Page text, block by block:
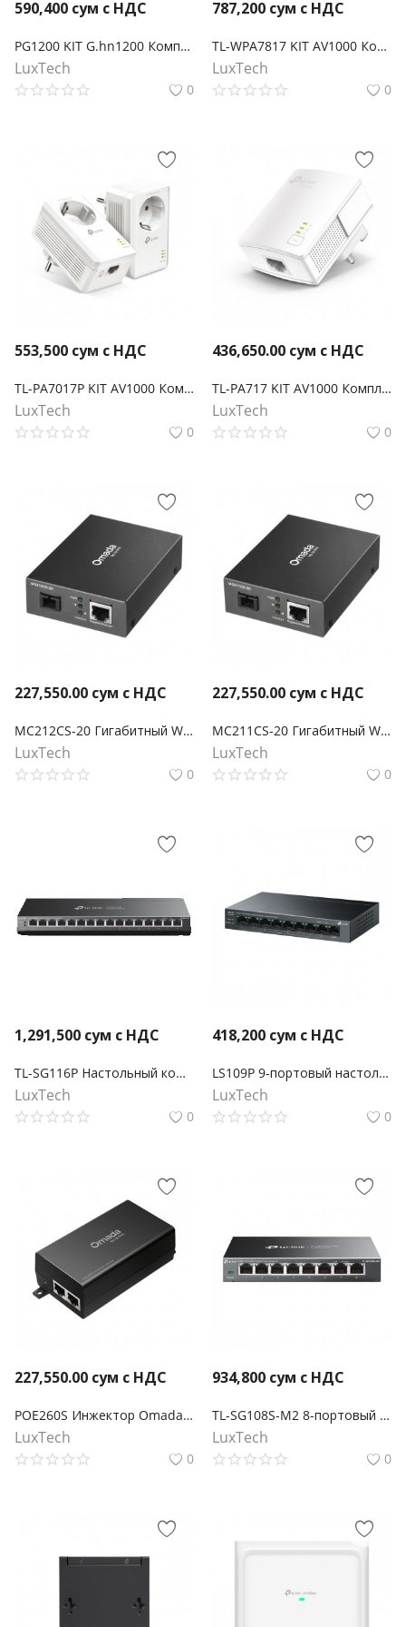
590,400 сум с НДС
PG1200 KIT G.hn1200 Комплект гигабитных Powerline-адаптеров
LuxTech
0
787,200 сум с НДС
TL-WPA7817 KIT AV1000 Комплект гигабитных Powerline-адаптеров с AX1500 Wi-Fi 6
LuxTech
0
553,500 сум с НДС
TL-PA7017P KIT AV1000 Комплект гигабитных Powerline-адаптеров со встроенной розеткой
LuxTech
0
436,650.00 сум с НДС
TL-PA717 KIT AV1000 Комплект гигабитных адаптеров Powerline
LuxTech
0
227,550.00 сум с НДС
MC212CS-20 Гигабитный WDM медиаконвертер Omada
LuxTech
0
227,550.00 сум с НДС
MC211CS-20 Гигабитный WDM медиаконвертер Omada
LuxTech
0
1,291,500 сум с НДС
TL-SG116P Настольный коммутатор с 16 гигабитными портами PoE+
LuxTech
0
418,200 сум с НДС
LS109P 9-портовый настольный коммутатор 10/100 Мбит/с с 8-портами PoE+
LuxTech
0
227,550.00 сум с НДС
POE260S Инжектор Omada PoE+ 2,5 Гбит/с
LuxTech
0
934,800 сум с НДС
TL-SG108S-M2 8-портовый настольный коммутатор 2,5G Multi Gigabit
LuxTech
0